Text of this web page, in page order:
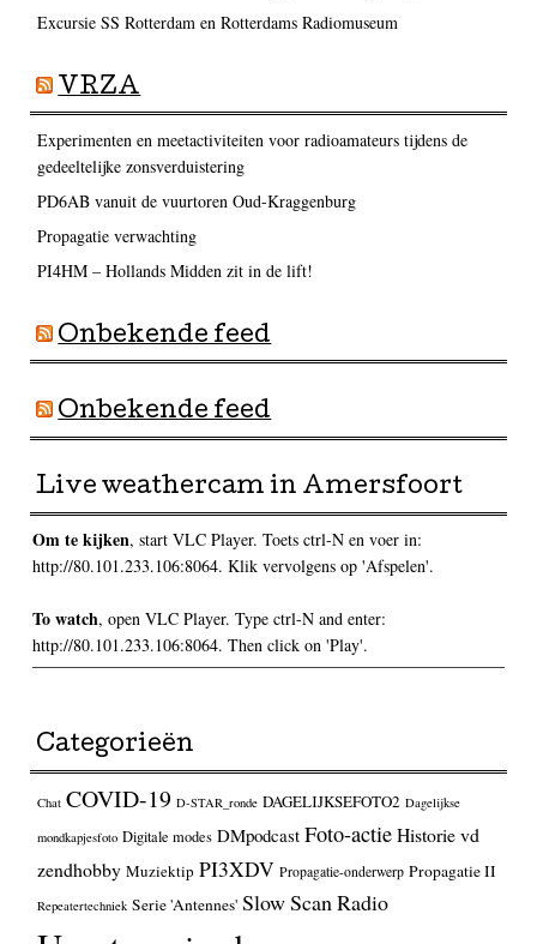
Excursie SS Rotterdam en Rotterdams Radiomuseum
VRZA
Experimenten en meetactiviteiten voor radioamateurs tijdens de
gedeeltelijke zonsverduistering
PD6AB vanuit de vuurtoren Oud-Kraggenburg
Propagatie verwachting
PI4HM – Hollands Midden zit in de lift!
Onbekende feed
Onbekende feed
Live weathercam in Amersfoort
Om te kijken, start VLC Player. Toets ctrl-N en voer in:
http://80.101.233.106:8064. Klik vervolgens op 'Afspelen'.
To watch, open VLC Player. Type ctrl-N and enter:
http://80.101.233.106:8064. Then click on 'Play'.
Categorieën
Chat COVID-19 D-STAR_ronde DAGELIJKSEFOTO2 Dagelijkse
mondkapjesfoto Digitale modes DMpodcast Foto-actieHistorie vd
zendhobby Muziektip PI3XDV Propagatie-onderwerp Propagatie II
Repeatertechniek Serie 'Antennes' Slow Scan Radio